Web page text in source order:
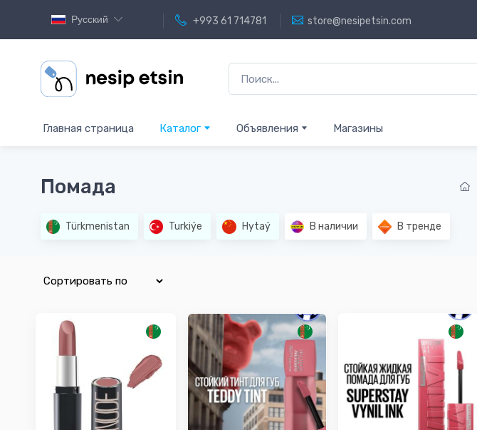
Русский +993 61 714781 store@nesipetsin.com
Главная страница Каталог Объявления Магазины
Помада
Türkmenistan Turkiýe Hytaý В наличии В тренде